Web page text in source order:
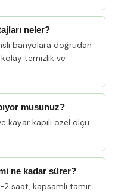
neler?
banyolara doğrudan
temizlik ve
musunuz?
kayar kapılı özel ölçü
ne kadar sürer?
saat, kapsamlı tamir